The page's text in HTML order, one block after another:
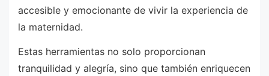
accesible y emocionante de vivir la experiencia de
la maternidad.
Estas herramientas no solo proporcionan
tranquilidad y alegría, sino que también enriquecen